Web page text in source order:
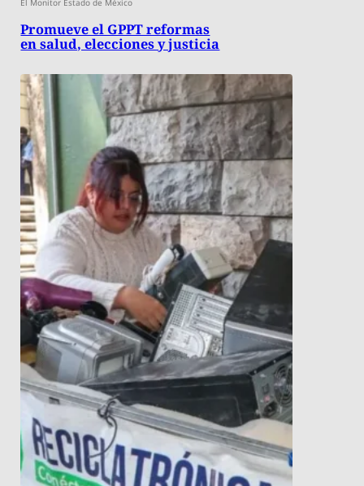
El Monitor Estado de México
Promueve el GPPT reformas
en salud, elecciones y justicia